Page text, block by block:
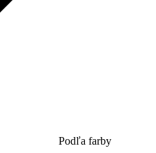
Podľa farby